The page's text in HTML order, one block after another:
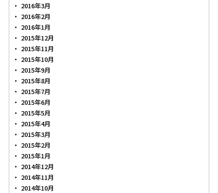
2016年3月
2016年2月
2016年1月
2015年12月
2015年11月
2015年10月
2015年9月
2015年8月
2015年7月
2015年6月
2015年5月
2015年4月
2015年3月
2015年2月
2015年1月
2014年12月
2014年11月
2014年10月